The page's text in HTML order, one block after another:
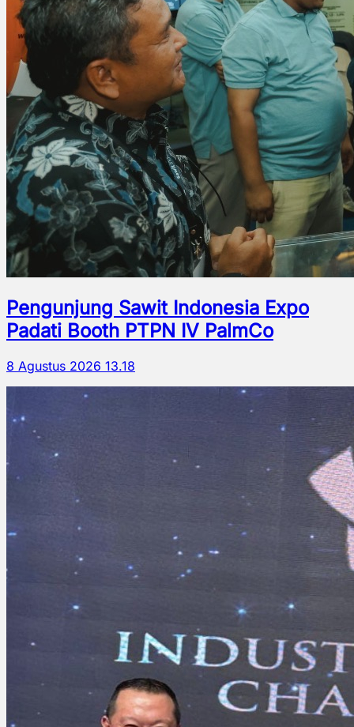
Pengunjung Sawit Indonesia Expo
Padati Booth PTPN IV PalmCo
8 Agustus 2026 13.18